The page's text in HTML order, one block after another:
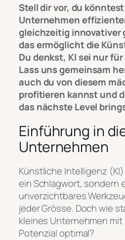
Stell dir vor, du
Unternehmen
gleichzeitig innovativer
das ermöglicht die
Du denkst, KI sei nur
Lass uns gemeinsam
auch du von diesem
profitieren kannst und
das nächste Level
Einführung in
Unternehmen
Künstliche Intelligenz
ein Schlagwort, sondern
unverzichtbares
jeder Grösse. Doch wie
kleines Unternehmen
Potenzial optimal?